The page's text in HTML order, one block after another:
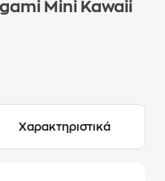
Mini Kawaii
Χαρακτηριστικά